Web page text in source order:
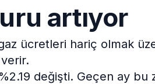
artıyor
ücretleri hariç olmak
değişti. Geçen ay bu